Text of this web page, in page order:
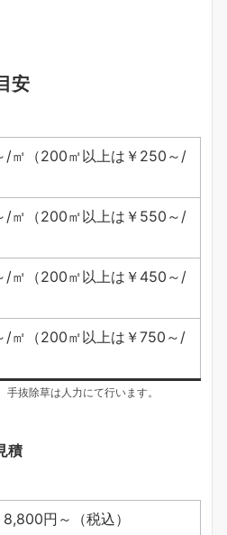
安
/㎡（200㎡以上は￥250～/
/㎡（200㎡以上は￥550～/
/㎡（200㎡以上は￥450～/
/㎡（200㎡以上は￥750～/
抜除草は人力にて行います。
積
円～（税込）